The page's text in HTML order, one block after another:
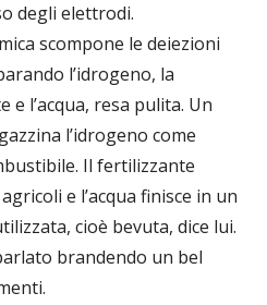
degli elettrodi.
scompone le deiezioni
l’idrogeno, la
l’acqua, resa pulita. Un
l’idrogeno come
Il fertilizzante
e l’acqua finisce in un
cioè bevuta, dice lui.
brandendo un bel